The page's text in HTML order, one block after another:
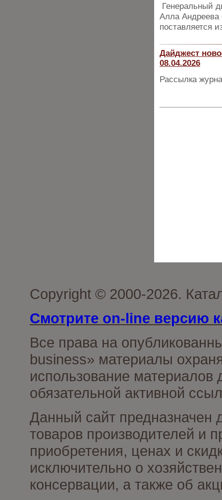
Генеральный
Алла Андреева
поставляется
Дайджест
08.04.2026
Рассылка
Copyright © 2000-2026.
Смотрите on-line версию
Все права на
business» материалы
использование материалов
обязательной активной
Данный сайт предназначен
товаров производителей и
приобретения, ценах и
исключительно о
консервации, а также об